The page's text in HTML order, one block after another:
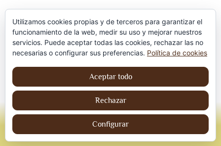
Política de privacidad
Aviso Legal
Política de cookies
© Jordi contreraS – Todos los derechos
reservados
Utilizamos cookies propias y de terceros para garantizar el
funcionamiento de la web, medir su uso y mejorar nuestros
servicios. Puede aceptar todas las cookies, rechazar las no
necesarias o configurar sus preferencias. Política de cookies
Aceptar todo
Rechazar
Configurar